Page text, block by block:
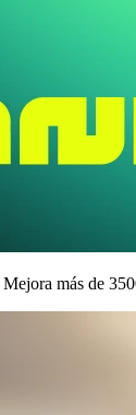
Mejora más de